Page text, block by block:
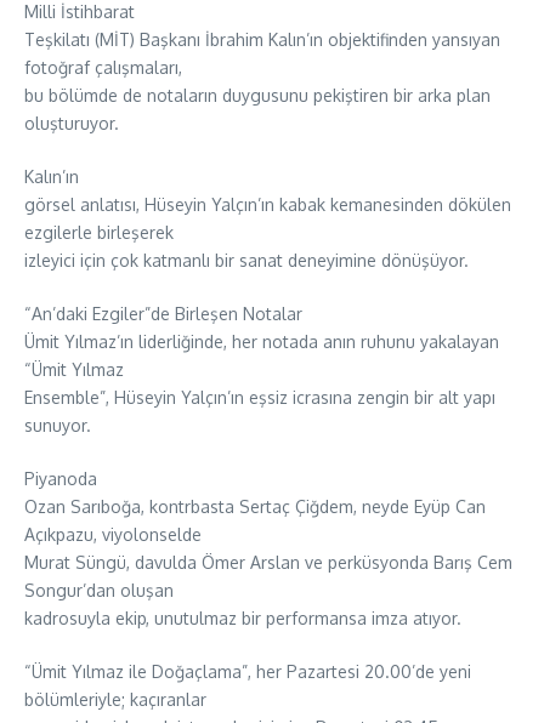
Milli İstihbarat
Teşkilatı (MİT) Başkanı İbrahim Kalın’ın objektifinden yansıyan
fotoğraf çalışmaları,
bu bölümde de notaların duygusunu pekiştiren bir arka plan
oluşturuyor.
Kalın’ın
görsel anlatısı, Hüseyin Yalçın’ın kabak kemanesinden dökülen
ezgilerle birleşerek
izleyici için çok katmanlı bir sanat deneyimine dönüşüyor.
“An’daki Ezgiler”de Birleşen Notalar
Ümit Yılmaz’ın liderliğinde, her notada anın ruhunu yakalayan
“Ümit Yılmaz
Ensemble”, Hüseyin Yalçın’ın eşsiz icrasına zengin bir alt yapı
sunuyor.
Piyanoda
Ozan Sarıboğa, kontrbasta Sertaç Çiğdem, neyde Eyüp Can
Açıkpazu, viyolonselde
Murat Süngü, davulda Ömer Arslan ve perküsyonda Barış Cem
Songur’dan oluşan
kadrosuyla ekip, unutulmaz bir performansa imza atıyor.
“Ümit Yılmaz ile Doğaçlama”, her Pazartesi 20.00’de yeni
bölümleriyle; kaçıranlar